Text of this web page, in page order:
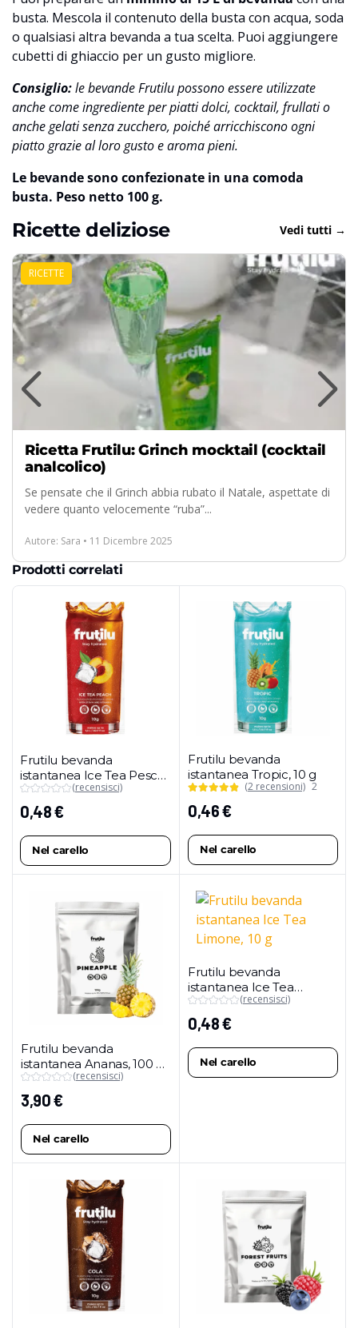
busta. Mescola il contenuto della busta con acqua, soda
o qualsiasi altra bevanda a tua scelta. Puoi aggiungere
cubetti di ghiaccio per un gusto migliore.
Consiglio:le bevande Frutilu possono essere utilizzate
anche come ingrediente per piatti dolci, cocktail, frullati o
anche gelati senza zucchero, poiché arricchiscono ogni
piatto grazie al loro gusto e aroma pieni.
Le bevande sono confezionate in una comoda
busta. Peso netto 100 g.
Ricette deliziose Vedi tutti →
RICETTE
Ricetta Frutilu: Grinch mocktail (cocktail
analcolico)
Se pensate che il Grinch abbia rubato il Natale, aspettate di
vedere quanto velocemente “ruba”...
Autore: Sara • 11 Dicembre 2025
Prodotti correlati
Frutilu bevanda
istantanea Ice Tea Pesca,
10 g
(recensisci)
0,48€
Nel carello
Frutilu bevanda
istantanea Tropic, 10 g
(2 recensioni) 2
0,46€
Nel carello
Frutilu bevanda
istantanea Ananas, 100 g
(confezione maxi)
(recensisci)
3,90€
Nel carello
Frutilu bevanda
istantanea Ice Tea
Limone, 10 g(recensisci)
0,48€
Nel carello